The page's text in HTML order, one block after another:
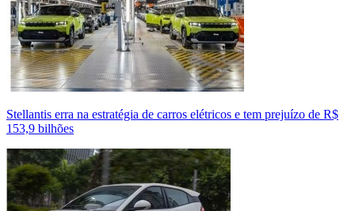
Stellantis erra na estratégia de carros elétricos e tem prejuízo de R$
153,9 bilhões